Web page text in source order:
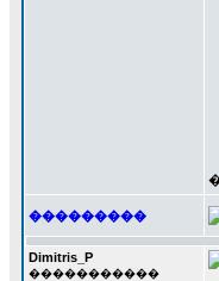
���������
Dimitris_P
�����������